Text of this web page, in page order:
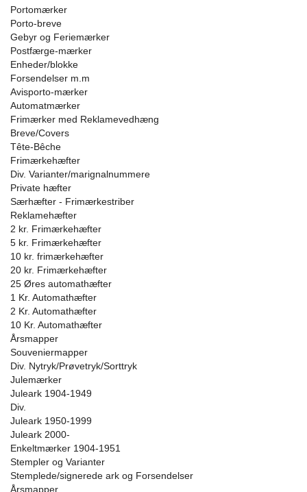
Portomærker
Porto-breve
Gebyr og Feriemærker
Postfærge-mærker
Enheder/blokke
Forsendelser m.m
Avisporto-mærker
Automatmærker
Frimærker med Reklamevedhæng
Breve/Covers
Tête-Bêche
Frimærkehæfter
Div. Varianter/marignalnummere
Private hæfter
Særhæfter - Frimærkestriber
Reklamehæfter
2 kr. Frimærkehæfter
5 kr. Frimærkehæfter
10 kr. frimærkehæfter
20 kr. Frimærkehæfter
25 Øres automathæfter
1 Kr. Automathæfter
2 Kr. Automathæfter
10 Kr. Automathæfter
Årsmapper
Souveniermapper
Div. Nytryk/Prøvetryk/Sorttryk
Julemærker
Juleark 1904-1949
Div.
Juleark 1950-1999
Juleark 2000-
Enkeltmærker 1904-1951
Stempler og Varianter
Stemplede/signerede ark og Forsendelser
Årsmapper